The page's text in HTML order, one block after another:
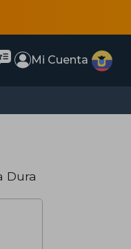
Mi Cuenta
Dura